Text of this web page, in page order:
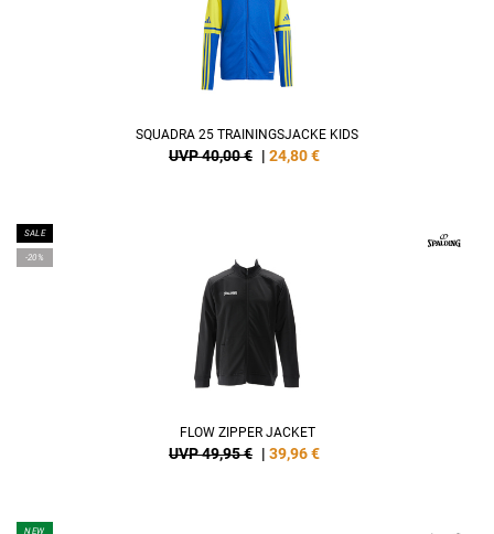
SQUADRA 25 TRAININGSJACKE KIDS
UVP 40,00 € | 24,80€
SALE
-20%
FLOW ZIPPER JACKET
UVP 49,95 € | 39,96€
NEW